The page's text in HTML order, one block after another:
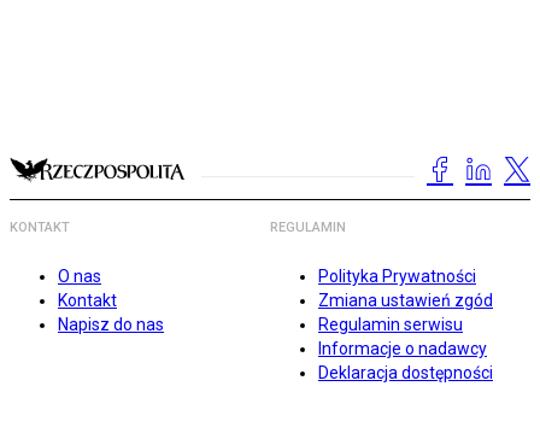
KONTAKT
O nas
Kontakt
Napisz do nas
REGULAMIN
Polityka Prywatności
Zmiana ustawień zgód
Regulamin serwisu
Informacje o nadawcy
Deklaracja dostępności